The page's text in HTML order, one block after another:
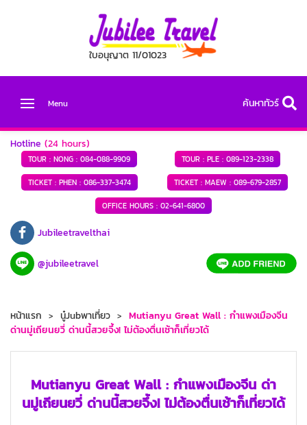
ใบอนุญาต 11/01023
Menu ค้นหาทัวร์
Hotline (24 hours)
TOUR : NONG : 084-088-9909 TOUR : PLE : 089-123-2338
TICKET : PHEN :086-337-3474 TICKET : MAEW : 089-679-2857
OFFICE HOURS : 02-641-6800
Jubileetravelthai
@jubileetravel
หน้าแรก นู๋Jubพาเที่ยว
Mutianyu Great Wall : กำแพงเมืองจีน
ด่านมู่เถียนยวี่ ด่านนี้สวยจึ้ง! ไม่ต้องตื่นเช้าก็เที่ยวได้
Mutianyu Great Wall : กำแพงเมืองจีน ด่า
นมู่เถียนยวี่ ด่านนี้สวยจึ้ง! ไม่ต้องตื่นเช้าก็เที่ยวได้